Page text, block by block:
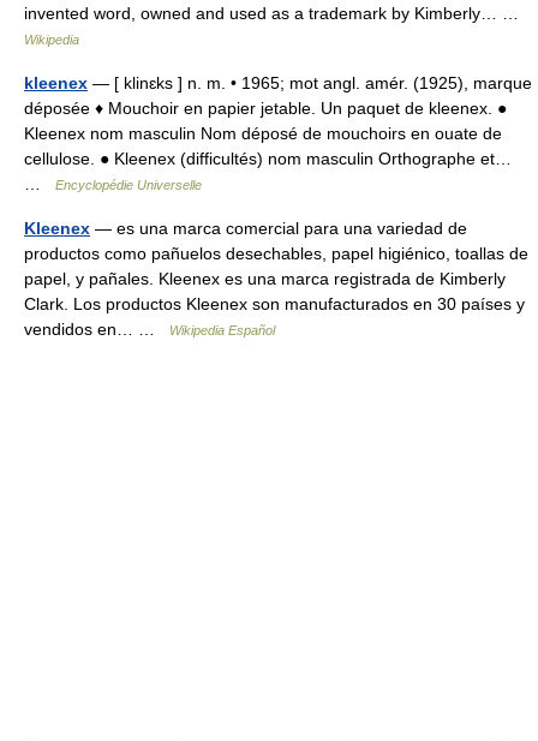
invented word, owned and used as a trademark by Kimberly… …
Wikipedia
kleenex — [ klinɛks ] n. m. • 1965; mot angl. amér. (1925), marque
déposée ♦ Mouchoir en papier jetable. Un paquet de kleenex. ●
Kleenex nom masculin Nom déposé de mouchoirs en ouate de
cellulose. ● Kleenex (difficultés) nom masculin Orthographe et…
Encyclopédie Universelle
Kleenex — es una marca comercial para una variedad de
productos como pañuelos desechables, papel higiénico, toallas de
papel, y pañales. Kleenex es una marca registrada de Kimberly
Clark. Los productos Kleenex son manufacturados en 30 países y
vendidos en… …
Wikipedia Español